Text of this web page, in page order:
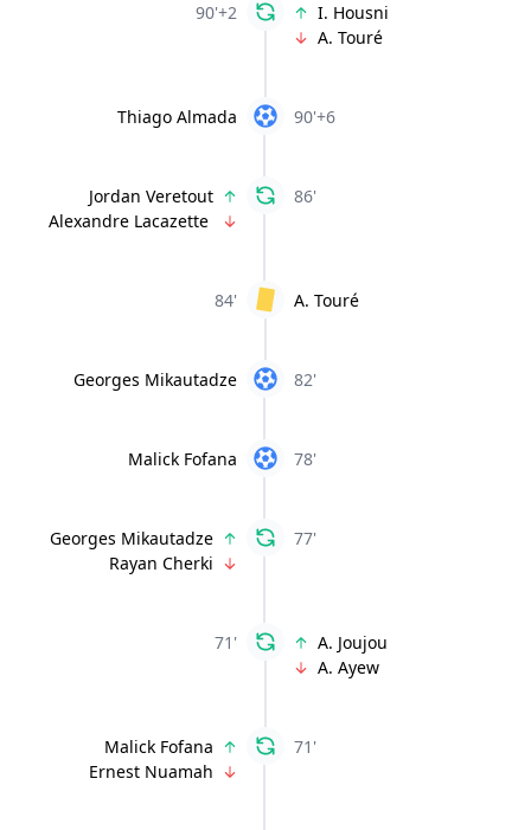
90'+2
I. Housni
A. Touré
90'+6
Thiago Almada
86'
Jordan Veretout
Alexandre Lacazette
84' A. Touré
82'
Georges Mikautadze
78'
Malick Fofana
77'
Georges Mikautadze
Rayan Cherki
71'
A. Joujou
A. Ayew
71'
Malick Fofana
Ernest Nuamah